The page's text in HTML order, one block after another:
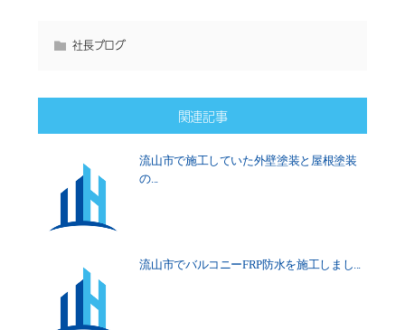
社長ブログ
関連記事
流山市で施工していた外壁塗装と屋根塗装
の...
流山市でバルコニーFRP防水を施工しまし...